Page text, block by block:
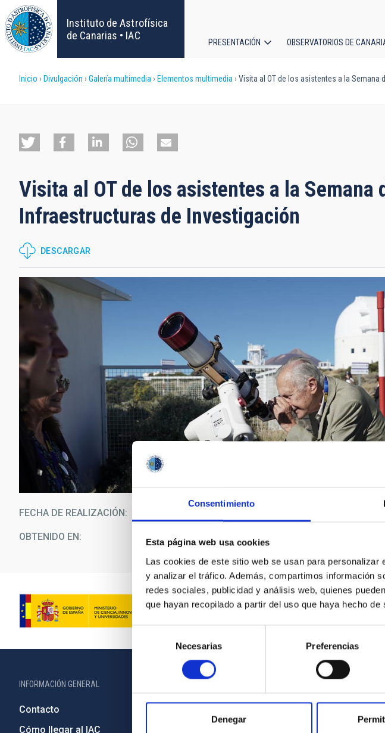
Consentimiento
Esta página web usa cookies
Las cookies de este sitio web se usan para
y analizar el tráfico. Además, compartimos información
redes sociales, publicidad y análisis web, quienes
que hayan recopilado a partir del uso que haya hecho de
consentimiento
Necesarias Preferencias
Denegar
Pasar
al
contenido
principal
Instituto de Astrofísica
de Canarias • IAC
PRESENTACIÓN OBSERVATORIOS DE
Sobrescribir
de
a
la
navegación
Inicio Divulgación Galería multimedia Elementos multimedia Visita al OT de los asistentes a la
Visita al OT de los asistentes a la Semana
Infraestructuras de Investigación
DESCARGAR
FECHA DE REALIZACIÓN
OBTENIDO EN Observatorio del Teide
INFORMACIÓN GENERAL
Contacto
Cómo llegar al IAC